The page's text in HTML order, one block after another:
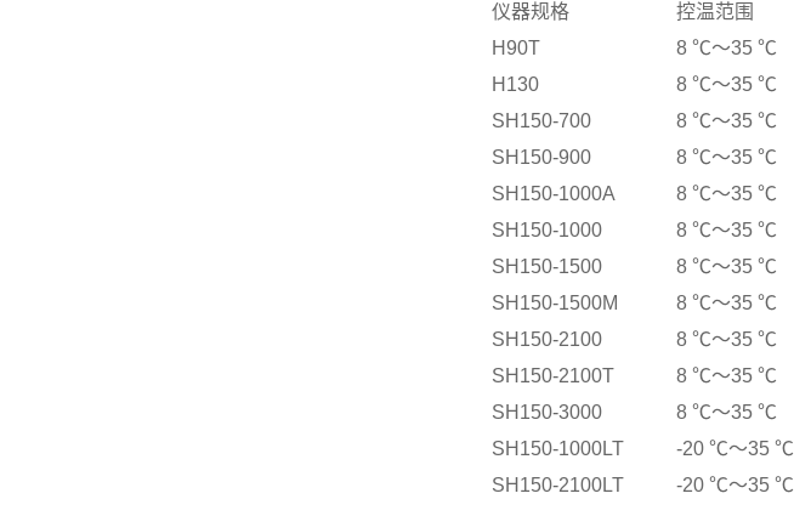
仪器规格 控温范围
H90T
8 ℃～35 ℃
H130
8 ℃～35 ℃
SH150-700
8 ℃～35 ℃
SH150-900
8 ℃～35 ℃
SH150-1000A
8 ℃～35 ℃
SH150-1000
8 ℃～35 ℃
SH150-1500
8 ℃～35 ℃
SH150-1500M
8 ℃～35 ℃
SH150-2100
8 ℃～35 ℃
SH150-2100T
8 ℃～35 ℃
SH150-3000
8 ℃～35 ℃
SH150-1000LT
-20 ℃～35 ℃
SH150-2100LT
-20 ℃～35 ℃